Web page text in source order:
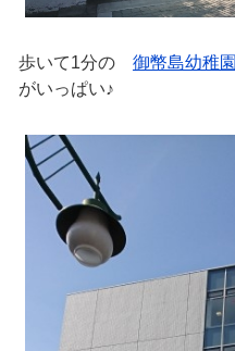
歩いて1分の 御幣島幼稚園
がいっぱい♪